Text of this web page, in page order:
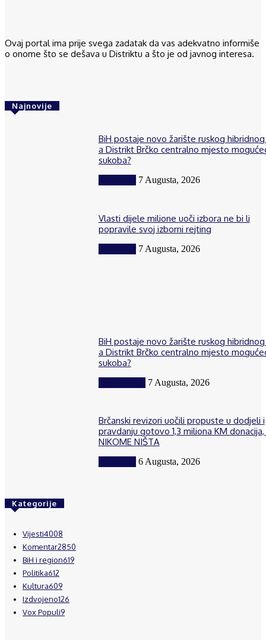
Ovaj portal ima prije svega zadatak da vas adekvatno informiše
o onome što se dešava u Distriktu a što je od javnog interesa.
Najnovije
BiH postaje novo žarište ruskog
a Distrikt Brčko centralno mjesto
sukoba?
7 Augusta, 2026
Vlasti dijele milione uoči izbora ne bi li
popravile svoj izborni rejting
7 Augusta, 2026
BiH postaje novo žarište ruskog
a Distrikt Brčko centralno mjesto
sukoba?
7 Augusta, 2026
Brčanski revizori uočili propuste u dodjeli i
pravdanju gotovo 1,3 miliona KM donacija,
NIKOME NIŠTA
6 Augusta, 2026
Kategorije
Vijesti4008
Komentar2850
BiH i region619
Politika612
Kultura609
Izdvojeno126
Vox Populi9